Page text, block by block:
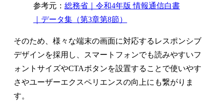
参考元： 総務省｜令和4年版 情報通信白書
｜データ集（第3章第8節）
そのため、様々な端末の画面に対応するレスポンシブ
デザインを採用し、スマートフォンでも読みやすいフ
ォントサイズやCTAボタンを設置することで使いやす
さやユーザーエクスペリエンスの向上にも繋がりま
す。